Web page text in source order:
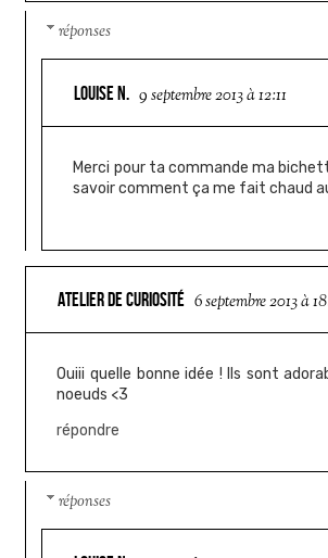
réponses
LOUISE N. 9 septembre 2013 à 12:11
Merci pour ta commande ma
savoir comment ça me fait chaud
ATELIER DE CURIOSITÉ 6 septembre 2013 à
Ouiii quelle bonne idée ! Ils sont
noeuds <3
répondre
réponses